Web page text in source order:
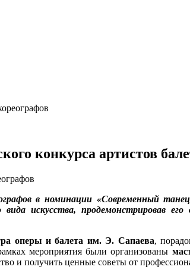
конкурса артистов
в номинации «Современный
искусства, продемонстрировав его
оперы и балета им. Э. Сапаева,
мероприятия были организованы
и получить ценные советы от